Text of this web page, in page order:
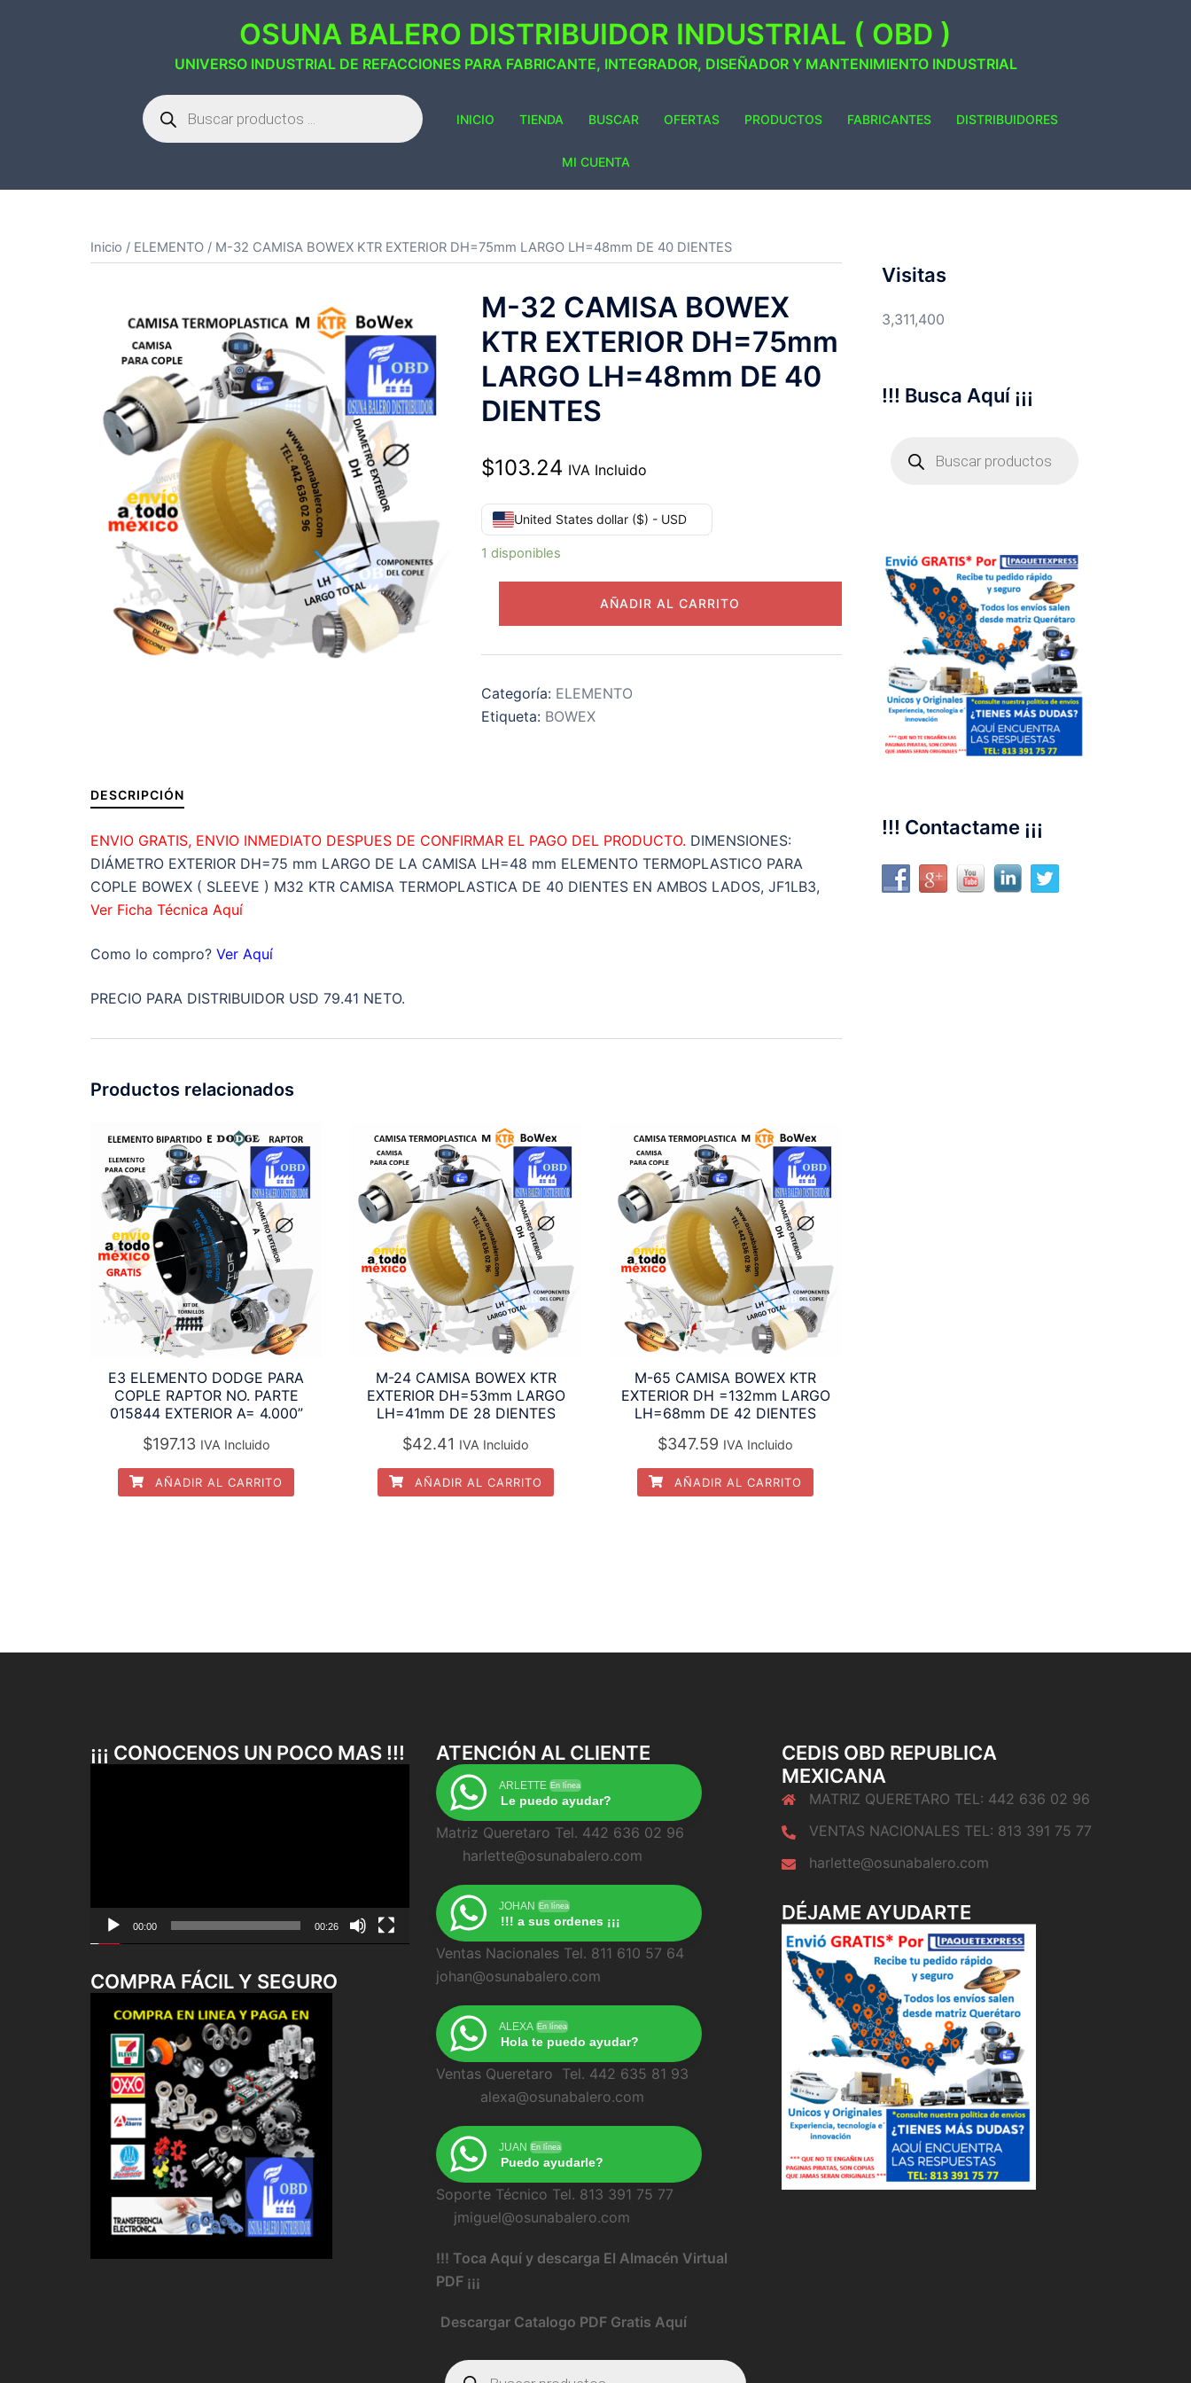
OSUNA BALERO DISTRIBUIDOR INDUSTRIAL ( OBD )
UNIVERSO INDUSTRIAL DE REFACCIONES PARA FABRICANTE, INTEGRADOR, DISEÑADOR Y MANTENIMIENTO INDUSTRIAL
Búsqueda
de
productos
INICIO TIENDA BUSCAR OFERTAS PRODUCTOS FABRICANTES DISTRIBUIDORES
MI CUENTA
Inicio / ELEMENTO / M-32 CAMISA BOWEX KTR EXTERIOR DH=75mm LARGO LH=48mm DE 40 DIENTES
M-32 CAMISA BOWEX
KTR EXTERIOR DH=75mm
LARGO LH=48mm DE 40
DIENTES
$103.24 IVA Incluido
United States dollar ($) - USD
1 disponibles
KTR
EXTERIOR
DH=75mm
DIENTES
cantidad
AÑADIR AL CARRITO
Categoría: ELEMENTO
Etiqueta: BOWEX
DESCRIPCIÓN
ENVIO GRATIS, ENVIO INMEDIATO DESPUES DE CONFIRMAR EL PAGO DEL PRODUCTO. DIMENSIONES:
DIÁMETRO EXTERIOR DH=75 mm LARGO DE LA CAMISA LH=48 mm ELEMENTO TERMOPLASTICO PARA
COPLE BOWEX ( SLEEVE ) M32 KTR CAMISA TERMOPLASTICA DE 40 DIENTES EN AMBOS LADOS, JF1LB3,
Ver Ficha Técnica Aquí
Como lo compro? Ver Aquí
PRECIO PARA DISTRIBUIDOR USD 79.41 NETO.
Productos relacionados
E3 ELEMENTO DODGE PARA
COPLE RAPTOR NO. PARTE
015844 EXTERIOR A= 4.000”
$197.13 IVA Incluido
AÑADIR AL CARRITO
M-24 CAMISA BOWEX KTR
EXTERIOR DH=53mm LARGO
LH=41mm DE 28 DIENTES
$42.41 IVA Incluido
AÑADIR AL CARRITO
M-65 CAMISA BOWEX KTR
EXTERIOR DH =132mm LARGO
LH=68mm DE 42 DIENTES
$347.59 IVA Incluido
AÑADIR AL CARRITO
Visitas
3,311,400
!!! Busca Aquí ¡¡¡
productos
!!! Contactame ¡¡¡
¡¡¡ CONOCENOS UN POCO MAS !!!
00:00 00:26
COMPRA FÁCIL Y SEGURO
ATENCIÓN AL CLIENTE
ARLETTE En línea
Le puedo ayudar?
Matriz Queretaro Tel. 442 636 02 96
harlette@osunabalero.com
JOHAN En línea
!!! a sus ordenes ¡¡¡
Ventas Nacionales Tel. 811 610 57 64
johan@osunabalero.com
ALEXA En línea
Hola te puedo ayudar?
Ventas Queretaro Tel. 442 635 81 93
alexa@osunabalero.com
JUAN En línea
Puedo ayudarle?
Soporte Técnico Tel. 813 391 75 77
jmiguel@osunabalero.com
!!! Toca Aquí y descarga El Almacén Virtual
PDF ¡¡¡
Descargar Catalogo PDF Gratis Aquí
Búsqueda
CEDIS OBD REPUBLICA
MEXICANA
MATRIZ QUERETARO TEL: 442 636 02 96
VENTAS NACIONALES TEL: 813 391 75 77
harlette@osunabalero.com
DÉJAME AYUDARTE